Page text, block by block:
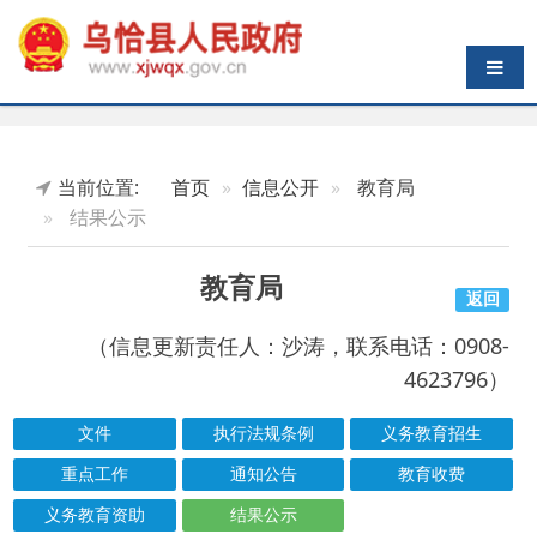
导航切换
结果公示
教育局
（信息更新责任人：沙涛，联系电话：0908-
4623796）
义务教育招生
重点工作
通知公告
教育收费
义务教育资助
结果公示
索引号 信息标题 文 号